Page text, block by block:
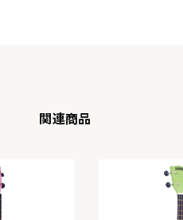
関連商品